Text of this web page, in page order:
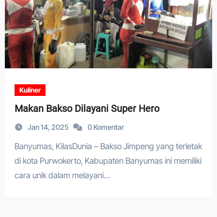
Kuliner
Makan Bakso Dilayani Super Hero
Jan 14, 2025 0 Komentar
Banyumas, KilasDunia – Bakso Jimpeng yang terletak
di kota Purwokerto, Kabupaten Banyumas ini memiliki
cara unik dalam melayani…